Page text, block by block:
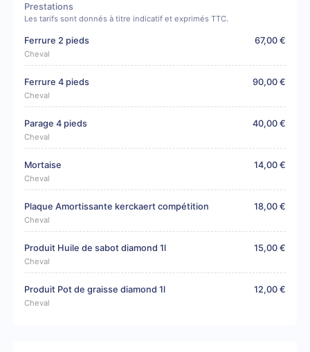
Prestations
Les tarifs sont donnés à titre indicatif et exprimés TTC.
Ferrure 2 pieds
Cheval
67,00 €
Ferrure 4 pieds
Cheval
90,00 €
Parage 4 pieds
Cheval
40,00 €
Mortaise
Cheval
14,00 €
Plaque Amortissante kerckaert compétition
Cheval
18,00 €
Produit Huile de sabot diamond 1l
Cheval
15,00 €
Produit Pot de graisse diamond 1l
Cheval
12,00 €